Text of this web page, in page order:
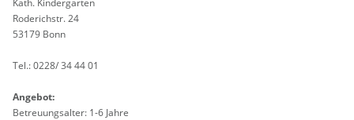
Ro­de­rich­str. 24
53179 Bonn
Tel.:0228/ 34 44 01
An­ge­bot:
Be­treu­ungs­al­ter: 1-6 Jahre